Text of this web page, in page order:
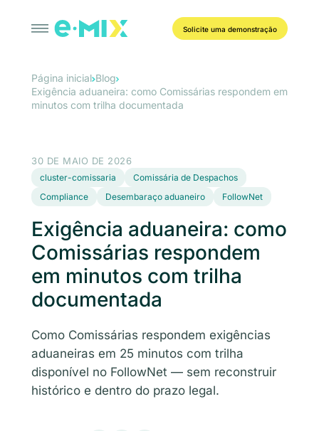
Solicite uma demonstração
Página inicial Blog
Exigência aduaneira: como Comissárias respondem em
minutos com trilha documentada
30 DE MAIO DE 2026
cluster-comissaria
Comissária de Despachos
Compliance
Desembaraço aduaneiro FollowNet
Exigência aduaneira: como
Comissárias respondem
em minutos com trilha
documentada
Como Comissárias respondem exigências
aduaneiras em 25 minutos com trilha
disponível no FollowNet — sem reconstruir
histórico e dentro do prazo legal.